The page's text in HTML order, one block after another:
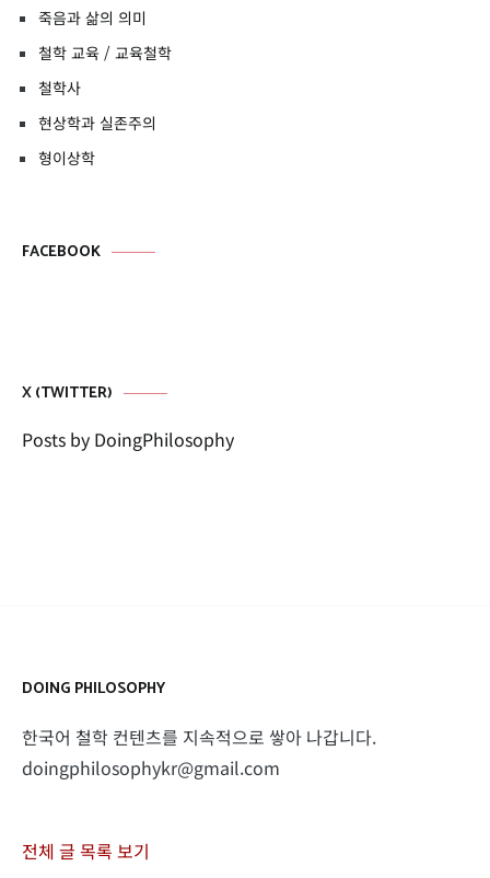
죽음과 삶의 의미
철학 교육 / 교육철학
철학사
현상학과 실존주의
형이상학
FACEBOOK
X (TWITTER)
Posts by DoingPhilosophy
DOING PHILOSOPHY
한국어 철학 컨텐츠를 지속적으로 쌓아 나갑니다.
doingphilosophykr@gmail.com
전체 글 목록 보기